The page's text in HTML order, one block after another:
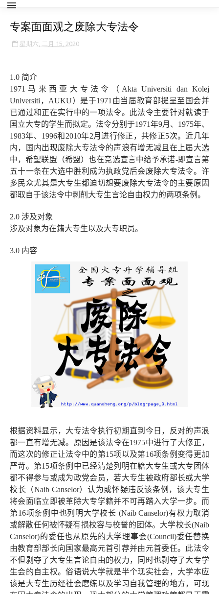
专案面面观之废除大专法令
星期六, 二月 15, 2020
1.0 简介
1971 马来西亚大专法令（ Akta Universiti dan Kolej
Universiti ， AUKU）是于1971 由当届教育部提呈至国会并
已通过和正在实行中的一项法令。此法令主要针对就读于
国立大专的学生而拟定。法令分别于1971年9月、 1975年、
1983年、 1996和 2010年2月进行修正，共修正5次。近几年
内，国内出现废除大专法令的声浪有增无减且在上届大选
中，希望联盟（希盟）也在竞选宣言中给予承诺-即宣言第
五十一条在大选中胜利成为执政党后会废除大专法令。许
多民众尤其是大专生都迫切想要废除大专法令的主要原因
都取自于该法令中剥削大专生言论自由权力的两项条例。
2.0 涉及对象
涉及对象为在籍大专生以及大专职员。
3.0 内容
根据资料显示，大专法令执行初期直到今日，反对的声浪
都一直有增无减。原因是该法令在1975中进行了大修正，
而这次的修正让法令中的第15项以及第16项条例变得更加
严苛。第15项条例中已经清楚列明在籍大专生或大专团体
都不得参与或成为政党会员，若大专生被政府部长或大学
校长（Naib Canselor）认为或怀疑违反该条例，该大专生
将会面临立即被革除大专学籍并不可再踏入大学一步。而
第16项条例中也列明大学校长 (Naib Canselor)有权力取消
或解散任何被怀疑有损校容与校誉的团体。大学校长(Naib
Canselor)的委任也从原先的大学理事会(Council)委任替换
由教育部部长向国家最高元首引荐并由元首委任。此法令
不但剥夺了大专生言论自由的权力，同时也剥夺了大专学
生会的自主权。俗语说大学就是半个现实社会，大学本应
该是大专生历经社会磨练以及学习自我管理的地方，可现